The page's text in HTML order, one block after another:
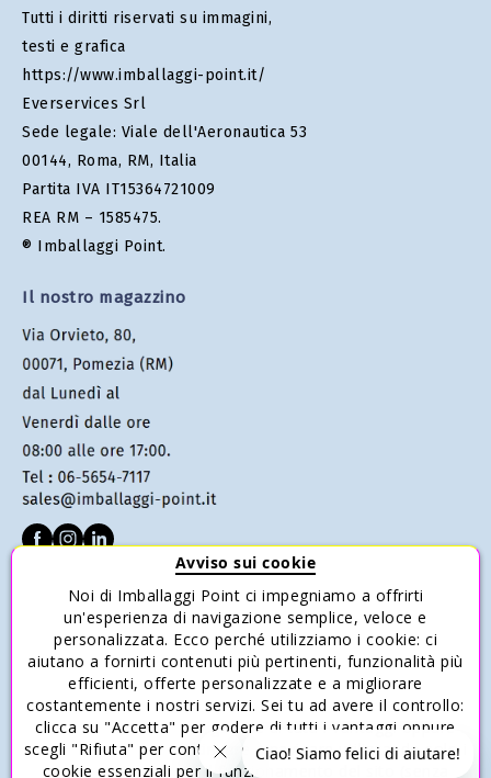
Tutti i diritti riservati su immagini,
testi e grafica
https://www.imballaggi-point.it/
Everservices Srl
Sede legale: Viale dell'Aeronautica 53
00144, Roma, RM, Italia
Partita IVA IT15364721009
REA RM – 1585475.
® Imballaggi Point.
Il nostro magazzino
SERVIZIO CLIENTI
Condizioni di vendita
Pagamenti
Spedizione e Consegna
Reso e Rimborso
Risparmia con gli acquisti multipli
Avviso sui cookie
Noi di Imballaggi Point ci impegniamo a offrirti
un'esperienza di navigazione semplice, veloce e
personalizzata. Ecco perché utilizziamo i cookie: ci
aiutano a fornirti contenuti più pertinenti, funzionalità più
efficienti, offerte personalizzate e a migliorare
costantemente i nostri servizi. Sei tu ad avere il controllo:
clicca su "Accetta" per godere di tutti i vantaggi oppure
scegli "Rifiuta" per continuare a navigare utilizzando solo i
cookie essenziali per il funzionamento del sito (senza